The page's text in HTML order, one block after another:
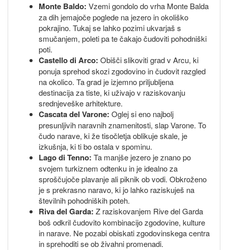
Monte Baldo: Vzemi gondolo do vrha Monte Balda
za dih jemajoče poglede na jezero in okoliško
pokrajino. Tukaj se lahko pozimi ukvarjaš s
smučanjem, poleti pa te čakajo čudoviti pohodniški
poti.
Castello di Arco: Obišči slikoviti grad v Arcu, ki
ponuja sprehod skozi zgodovino in čudovit razgled
na okolico. Ta grad je izjemno priljubljena
destinacija za tiste, ki uživajo v raziskovanju
srednjeveške arhitekture.
Cascata del Varone: Oglej si eno najbolj
presunljivih naravnih znamenitosti, slap Varone. To
čudo narave, ki že tisočletja oblikuje skale, je
izkušnja, ki ti bo ostala v spominu.
Lago di Tenno: Ta manjše jezero je znano po
svojem turkiznem odtenku in je idealno za
sproščujoče plavanje ali piknik ob vodi. Obkroženo
je s prekrasno naravo, ki jo lahko raziskuješ na
številnih pohodniških poteh.
Riva del Garda: Z raziskovanjem Rive del Garda
boš odkril čudovito kombinacijo zgodovine, kulture
in narave. Ne pozabi obiskati zgodovinskega centra
in sprehoditi se ob živahni promenadi.